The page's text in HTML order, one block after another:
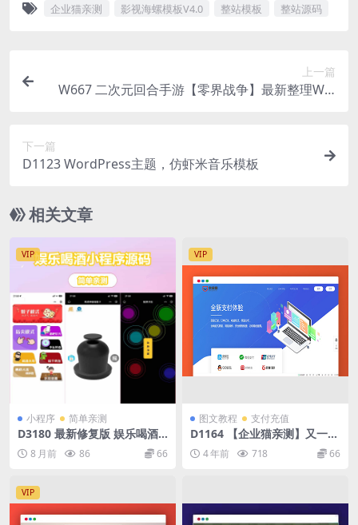
企业猫亲测 影视海螺模板V4.0 整站模板 整站源码
上一篇
W667 二次元回合手游【零界战争】最新整理Win
下一篇
D1123 WordPress主题，仿虾米音乐模板
相关文章
VIP
小程序 简单亲测
D3180 最新修复版 娱乐喝酒
小程序源码
8 月前 86 66
VIP
图文教程 支付充值
D1164 【企业猫亲测】又一版
本的彩虹易支付源码
4 年前 718 66
VIP